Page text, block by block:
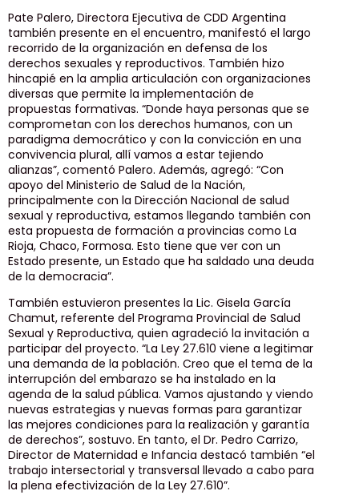
Pate Palero, Directora Ejecutiva de CDD Argentina
también presente en el encuentro, manifestó el largo
recorrido de la organización en defensa de los
derechos sexuales y reproductivos. También hizo
hincapié en la amplia articulación con organizaciones
diversas que permite la implementación de
propuestas formativas. “Donde haya personas que se
comprometan con los derechos humanos, con un
paradigma democrático y con la convicción en una
convivencia plural, allí vamos a estar tejiendo
alianzas”, comentó Palero. Además, agregó: “Con
apoyo del Ministerio de Salud de la Nación,
principalmente con la Dirección Nacional de salud
sexual y reproductiva, estamos llegando también con
esta propuesta de formación a provincias como La
Rioja, Chaco, Formosa. Esto tiene que ver con un
Estado presente, un Estado que ha saldado una deuda
de la democracia”.
También estuvieron presentes la Lic. Gisela García
Chamut, referente del Programa Provincial de Salud
Sexual y Reproductiva, quien agradeció la invitación a
participar del proyecto. “La Ley 27.610 viene a legitimar
una demanda de la población. Creo que el tema de la
interrupción del embarazo se ha instalado en la
agenda de la salud pública. Vamos ajustando y viendo
nuevas estrategias y nuevas formas para garantizar
las mejores condiciones para la realización y garantía
de derechos”, sostuvo. En tanto, el Dr. Pedro Carrizo,
Director de Maternidad e Infancia destacó también “el
trabajo intersectorial y transversal llevado a cabo para
la plena efectivización de la Ley 27.610”.